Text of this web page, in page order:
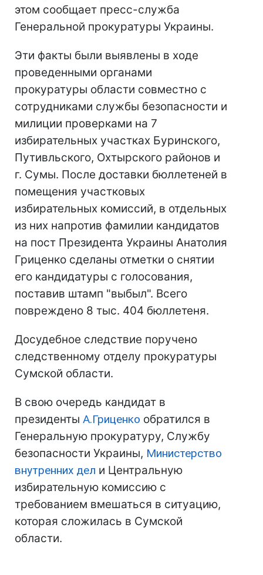
этом сообщает пресс-служба
Генеральной прокуратуры Украины.
Эти факты были выявлены в ходе
проведенными органами
прокуратуры области совместно с
сотрудниками службы безопасности и
милиции проверками на 7
избирательных участках Буринского,
Путивльского, Охтырского районов и
г. Сумы. После доставки бюллетеней в
помещения участковых
избирательных комиссий, в отдельных
из них напротив фамилии кандидатов
на пост Президента Украины Анатолия
Гриценко сделаны отметки о снятии
его кандидатуры с голосования,
поставив штамп "выбыл". Всего
повреждено 8 тыс. 404 бюллетеня.
Досудебное следствие поручено
следственному отделу прокуратуры
Сумской области.
В свою очередь кандидат в
президенты А.Гриценко обратился в
Генеральную прокуратуру, Службу
безопасности Украины, Министерство
внутренних дел и Центральную
избирательную комиссию с
требованием вмешаться в ситуацию,
которая сложилась в Сумской
области.